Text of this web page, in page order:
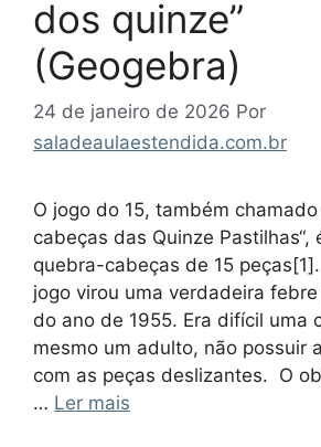
dos quinze”
(Geogebra)
24 de janeiro de 2026 Por
saladeaulaestendida.com.br
O jogo do 15, também
cabeças das Quinze Pastilhas“,
quebra-cabeças de 15
jogo virou uma verdadeira
do ano de 1955. Era difícil uma
mesmo um adulto, não possuir
com as peças deslizantes. O
… Ler mais